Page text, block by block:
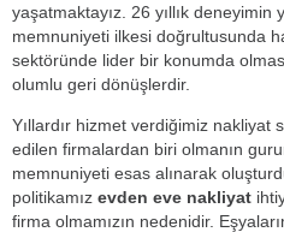
yaşatmaktayız. 26 yıllık deneyimin
memnuniyeti ilkesi doğrultusunda
sektöründe lider bir konumda
olumlu geri dönüşlerdir.
Yıllardır hizmet verdiğimiz nakliyat
edilen firmalardan biri olmanın
memnuniyeti esas alınarak
politikamız evden eve nakliyat
firma olmamızın nedenidir.